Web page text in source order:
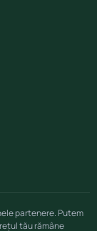
partenere. Putem
tău rămâne